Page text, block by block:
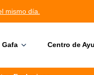
mismo día.
Gafa Centro de